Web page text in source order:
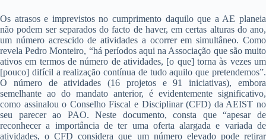
Os atrasos e imprevistos no cumprimento daquilo que a AE planeia
não podem ser separados do facto de haver, em certas alturas do ano,
um número acrescido de atividades a ocorrer em simultâneo. Como
revela Pedro Monteiro, “há períodos aqui na Associação que são muito
ativos em termos de número de atividades, [o que] torna às vezes um
[pouco] difícil a realização contínua de tudo aquilo que pretendemos”.
O número de atividades (16 projetos e 91 iniciativas), embora
semelhante ao do mandato anterior, é evidentemente significativo,
como assinalou o Conselho Fiscal e Disciplinar (CFD) da AEIST no
seu parecer ao PAO. Neste documento, consta que “apesar de
reconhecer a importância de ter uma oferta alargada e variada de
atividades, o CFD considera que um número elevado pode retirar